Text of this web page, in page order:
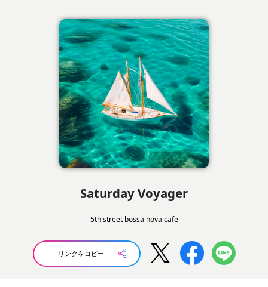
Saturday Voyager
5th street bossa nova cafe
リンクをコピー